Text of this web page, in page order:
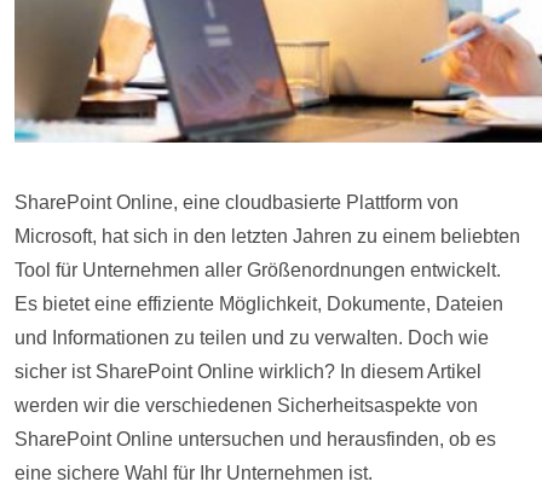
SharePoint Online, eine cloudbasierte Plattform von
Microsoft, hat sich in den letzten Jahren zu einem beliebten
Tool für Unternehmen aller Größenordnungen entwickelt.
Es bietet eine effiziente Möglichkeit, Dokumente, Dateien
und Informationen zu teilen und zu verwalten. Doch wie
sicher ist SharePoint Online wirklich? In diesem Artikel
werden wir die verschiedenen Sicherheitsaspekte von
SharePoint Online untersuchen und herausfinden, ob es
eine sichere Wahl für Ihr Unternehmen ist.